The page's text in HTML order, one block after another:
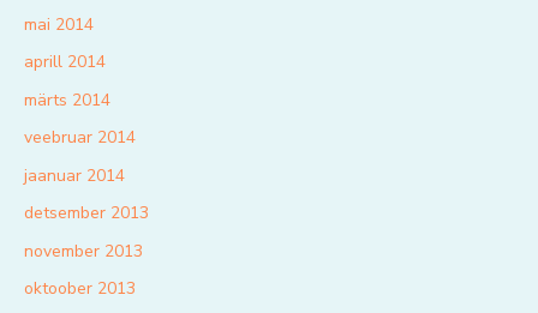
mai 2014
aprill 2014
märts 2014
veebruar 2014
jaanuar 2014
detsember 2013
november 2013
oktoober 2013